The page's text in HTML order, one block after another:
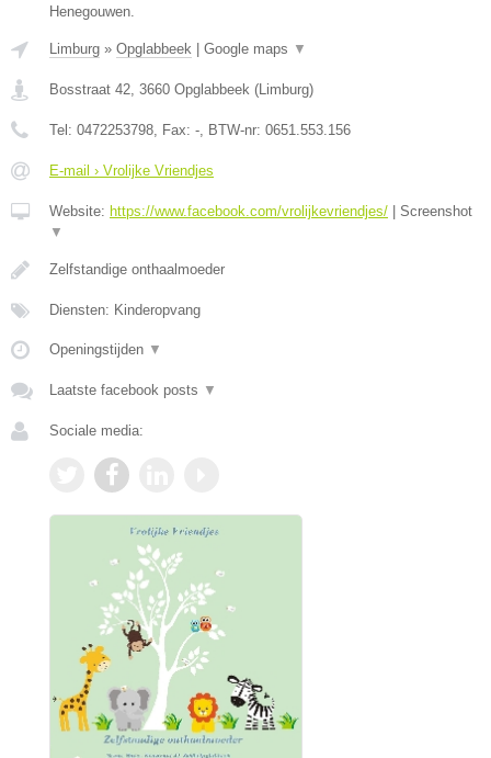
Henegouwen.
Limburg » Opglabbeek Google maps ▼
Bosstraat 42 3660 Opglabbeek ( Limburg)
Tel: 0472253798 , Fax: - , BTW-nr: 0651.553.156
E-mail › Vrolijke Vriendjes
Website: https://www.facebook.com/vrolijkevriendjes/
Screenshot
▼
Zelfstandige onthaalmoeder
Diensten: Kinderopvang
Openingstijden ▼
Laatste facebook posts ▼
Sociale media: